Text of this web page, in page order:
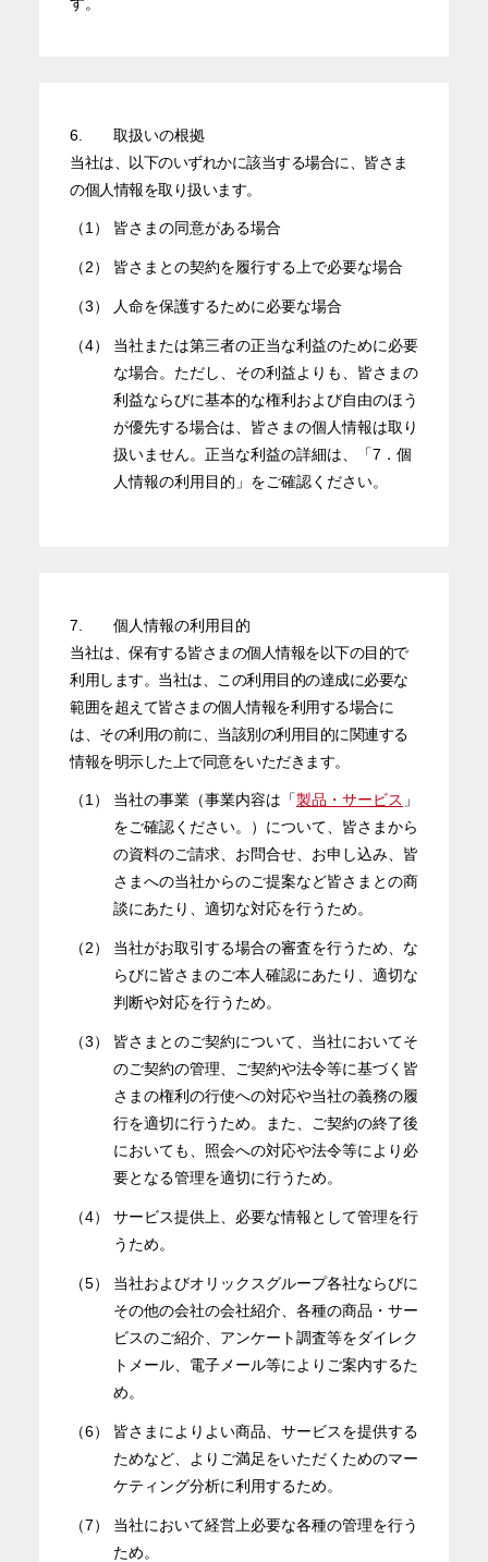
6.
取扱いの根拠
当社は、以下のいずれかに該当する場合に、皆さま
の個人情報を取り扱います。
（1） 皆さまの同意がある場合
（2） 皆さまとの契約を履行する上で必要な場合
（3） 人命を保護するために必要な場合
（4）
当社または第三者の正当な利益のために必要
な場合。ただし、その利益よりも、皆さまの
利益ならびに基本的な権利および自由のほう
が優先する場合は、皆さまの個人情報は取り
扱いません。正当な利益の詳細は、「7．個
人情報の利用目的」をご確認ください。
7.
個人情報の利用目的
当社は、保有する皆さまの個人情報を以下の目的で
利用します。当社は、この利用目的の達成に必要な
範囲を超えて皆さまの個人情報を利用する場合に
は、その利用の前に、当該別の利用目的に関連する
情報を明示した上で同意をいただきます。
（1） 当社の事業（事業内容は「製品・サービス 」
をご確認ください。）について、皆さまから
の資料のご請求、お問合せ、お申し込み、皆
さまへの当社からのご提案など皆さまとの商
談にあたり、適切な対応を行うため。
（2）
当社がお取引する場合の審査を行うため、な
らびに皆さまのご本人確認にあたり、適切な
判断や対応を行うため。
（3）
皆さまとのご契約について、当社においてそ
のご契約の管理、ご契約や法令等に基づく皆
さまの権利の行使への対応や当社の義務の履
行を適切に行うため。また、ご契約の終了後
においても、照会への対応や法令等により必
要となる管理を適切に行うため。
（4）
サービス提供上、必要な情報として管理を行
うため。
（5）
当社およびオリックスグループ各社ならびに
その他の会社の会社紹介、各種の商品・サー
ビスのご紹介、アンケート調査等をダイレク
トメール、電子メール等によりご案内するた
め。
（6）
皆さまによりよい商品、サービスを提供する
ためなど、よりご満足をいただくためのマー
ケティング分析に利用するため。
（7）
当社において経営上必要な各種の管理を行う
ため。